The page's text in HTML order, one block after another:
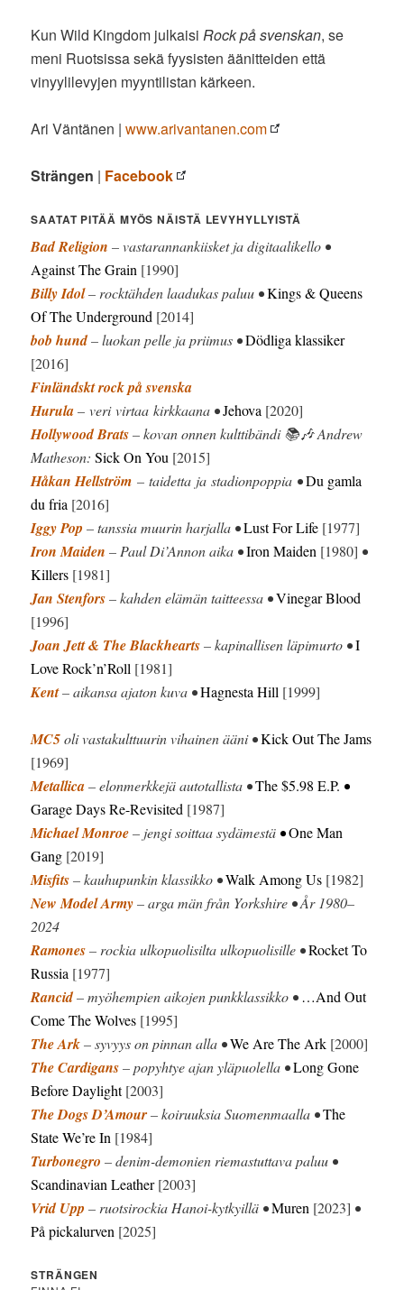
Kun Wild Kingdom julkaisiRock på svenskan, se
meni Ruotsissa sekä fyysisten äänitteiden että
vinyylilevyjen myyntilistan kärkeen.
Ari Väntänen |www.arivantanen.com
Strängen | Facebook
SAATAT PITÄÄ MYÖS NÄISTÄ LEVYHYLLYISTÄ
Bad Religion – vastarannankiisket ja digitaalikello •
Against The Grain [1990]
Billy Idol– rocktähden laadukas paluu •Kings & Queens
Of The Underground [2014]
bob hund– luokan pelle ja priimus •Dödliga klassiker
[2016]
Finländskt rock på svenska
Hurula– veri virtaa kirkkaana •Jehova [2020]
Hollywood Brats– kovan onnen kulttibändi 📚🎶 Andrew
Matheson:Sick On You [2015]
Håkan Hellström – taidetta ja stadionpoppia •Du gamla
du fria [2016]
Iggy Pop – tanssia muurin harjalla •Lust For Life [1977]
Iron Maiden – Paul Di’Annon aika •Iron Maiden [1980] •
Killers [1981]
Jan Stenfors– kahden elämän taitteessa •Vinegar Blood
[1996]
Joan Jett & The Blackhearts– kapinallisen läpimurto •I
Love Rock’n’Roll [1981]
Kent– aikansa ajaton kuva •Hagnesta Hill [1999]
MC5oli vastakulttuurin vihainen ääni •Kick Out The Jams
[1969]
Metallica– elonmerkkejä autotallista •The $5.98 E.P. •
Garage Days Re-Revisited [1987]
Michael Monroe– jengi soittaa sydämestä •One Man
Gang [2019]
Misfits– kauhupunkin klassikko •Walk Among Us [1982]
New Model Army– arga män från Yorkshire • År 1980–
2024
Ramones– rockia ulkopuolisilta ulkopuolisille •Rocket To
Russia [1977]
Rancid– myöhempien aikojen punkklassikko • …And Out
Come The Wolves [1995]
The Ark– syvyys on pinnan alla •We Are The Ark [2000]
The Cardigans– popyhtye ajan yläpuolella •Long Gone
Before Daylight[2003]
The Dogs D’Amour– koiruuksia Suomenmaalla •The
State We’re In [1984]
Turbonegro – denim-demonien riemastuttava paluu •
Scandinavian Leather[2003]
Vrid Upp – ruotsirockia Hanoi-kytkyillä •Muren [2023] •
På pickalurven [2025]
STRÄNGEN